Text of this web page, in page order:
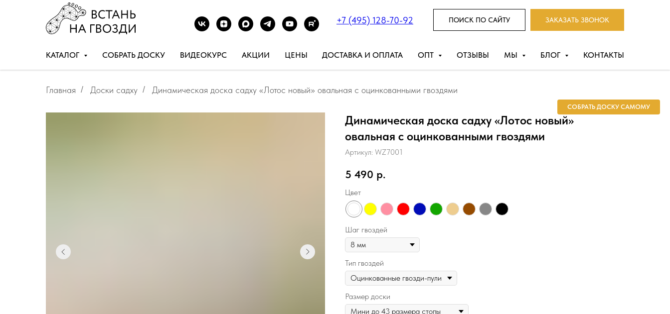
+7 (495) 128-70-92 ПОИСК ПО САЙТУ ЗАКАЗАТЬ ЗВОНОК
КАТАЛОГ СОБРАТЬ ДОСКУ ВИДЕОКУРС АКЦИИ ЦЕНЫ ДОСТАВКА И ОПЛАТА ОПТ ОТЗЫВЫ МЫ БЛОГ КОНТАКТЫ
СОБРАТЬ ДОСКУ САМОМУ
Главная / Доски садху / Динамическая доска садху «Лотос новый» овальная с оцинкованными гвоздями
Динамическая доска садху «Лотос новый»
овальная с оцинкованными гвоздями
Артикул: WZ7001
5 490 р.
Цвет
Шаг гвоздей
Тип гвоздей
Размер доски